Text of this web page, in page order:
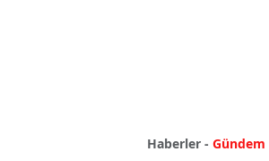
Haberler - Gündem